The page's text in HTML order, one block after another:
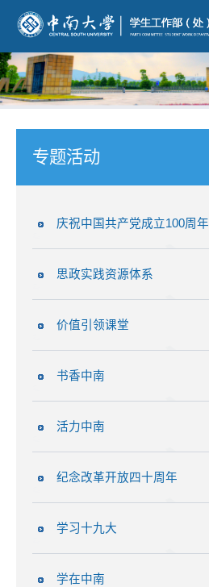
专题活动
庆祝中国共产党成立100周年
思政实践资源体系
价值引领课堂
书香中南
活力中南
纪念改革开放四十周年
学习十九大
学在中南